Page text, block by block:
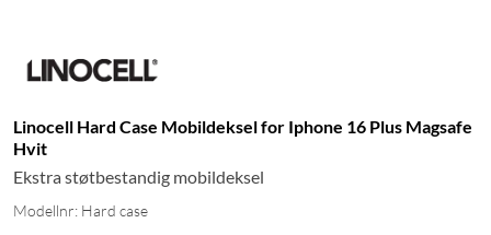
Linocell Hard Case Mobildeksel for Iphone 16 Plus Magsafe
Hvit
Ekstra støtbestandig mobildeksel
Modellnr: Hard case